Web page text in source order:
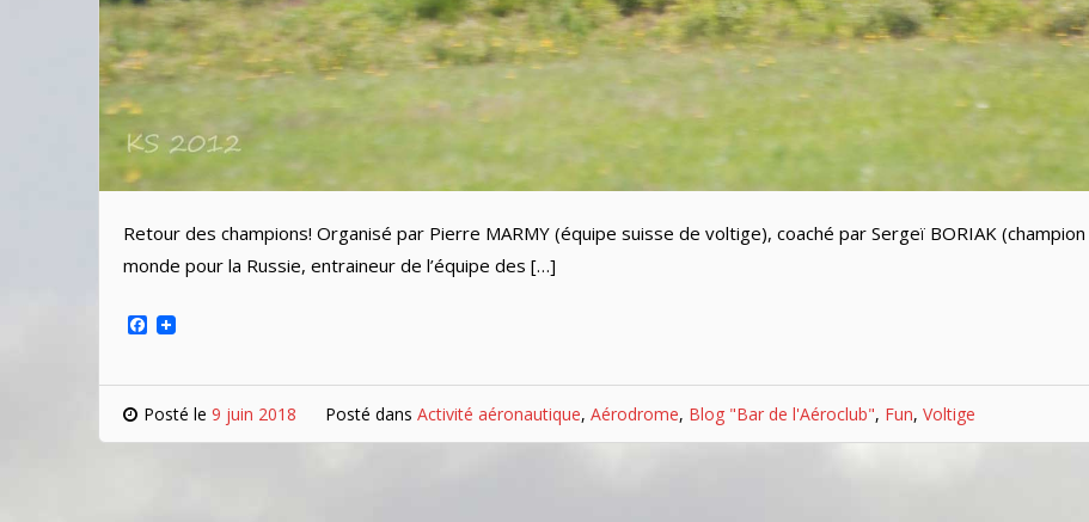
Retour des champions! Organisé par Pierre MARMY (équipe suisse de voltige), coaché par Sergeï BORIAK (champion
monde pour la Russie, entraineur de l’équipe des […]
Facebook
Posté le 9 juin 2018 Posté dans Activité aéronautique, Aérodrome, Blog "Bar de l'Aéroclub", Fun, Voltige